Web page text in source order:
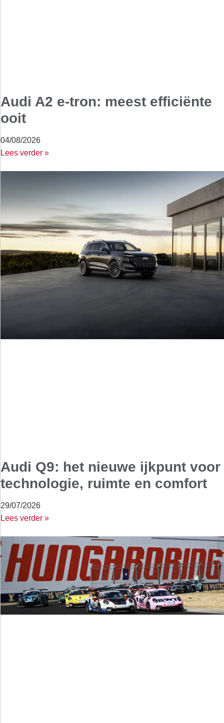
Audi A2 e-tron: meest efficiënte
ooit
04/08/2026
Lees verder »
Audi Q9: het nieuwe ijkpunt voor
technologie, ruimte en comfort
29/07/2026
Lees verder »